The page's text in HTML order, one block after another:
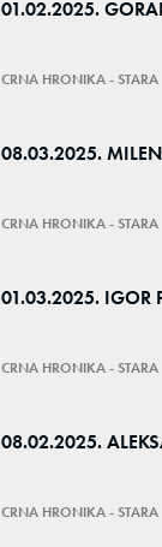
01.02.2025.
CRNA HRONIKA - STARA
08.03.2025.
CRNA HRONIKA - STARA
01.03.2025. IGOR
CRNA HRONIKA - STARA
08.02.2025.
CRNA HRONIKA - STARA